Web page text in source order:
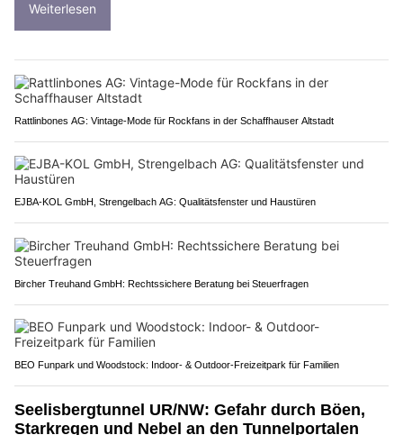
Weiterlesen
Rattlinbones AG: Vintage-Mode für Rockfans in der Schaffhauser Altstadt
EJBA-KOL GmbH, Strengelbach AG: Qualitätsfenster und Haustüren
Bircher Treuhand GmbH: Rechtssichere Beratung bei Steuerfragen
BEO Funpark und Woodstock: Indoor- & Outdoor-Freizeitpark für Familien
Seelisbergtunnel UR/NW: Gefahr durch Böen,
Starkregen und Nebel an den Tunnelportalen